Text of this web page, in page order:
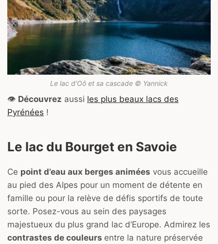
Le lac d’Oô et sa cascade © Yannick
👁️ Découvrez aussi les plus beaux lacs des
Pyrénées !
Le lac du Bourget en Savoie
Ce point d’eau aux berges animées vous accueille
au pied des Alpes pour un moment de détente en
famille ou pour la relève de défis sportifs de toute
sorte. Posez-vous au sein des paysages
majestueux du plus grand lac d’Europe. Admirez les
contrastes de couleurs entre la nature préservée